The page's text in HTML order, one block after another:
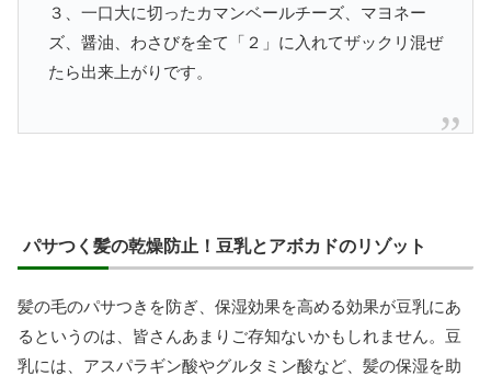
３、一口大に切ったカマンベールチーズ、マヨネー
ズ、醤油、わさびを全て「２」に入れてザックリ混ぜ
たら出来上がりです。
パサつく髪の乾燥防止！豆乳とアボカドのリゾット
髪の毛のパサつきを防ぎ、保湿効果を高める効果が豆乳にあ
るというのは、皆さんあまりご存知ないかもしれません。豆
乳には、アスパラギン酸やグルタミン酸など、髪の保湿を助